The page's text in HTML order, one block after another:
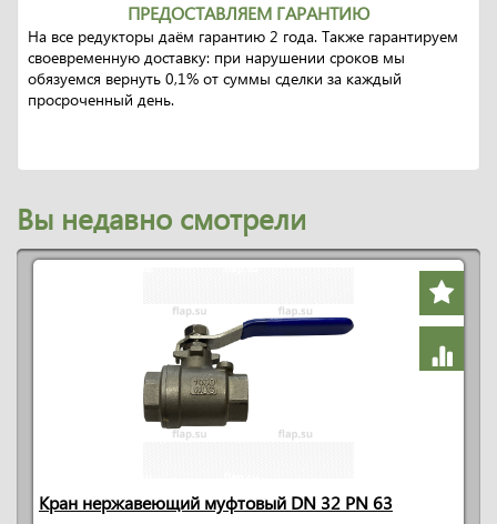
ПРЕДОСТАВЛЯЕМ ГАРАНТИЮ
На все редукторы даём гарантию 2 года. Также гарантируем
своевременную доставку: при нарушении сроков мы
обязуемся вернуть 0,1% от суммы сделки за каждый
просроченный день.
Вы недавно смотрели
Кран нержавеющий муфтовый DN 32 PN 63